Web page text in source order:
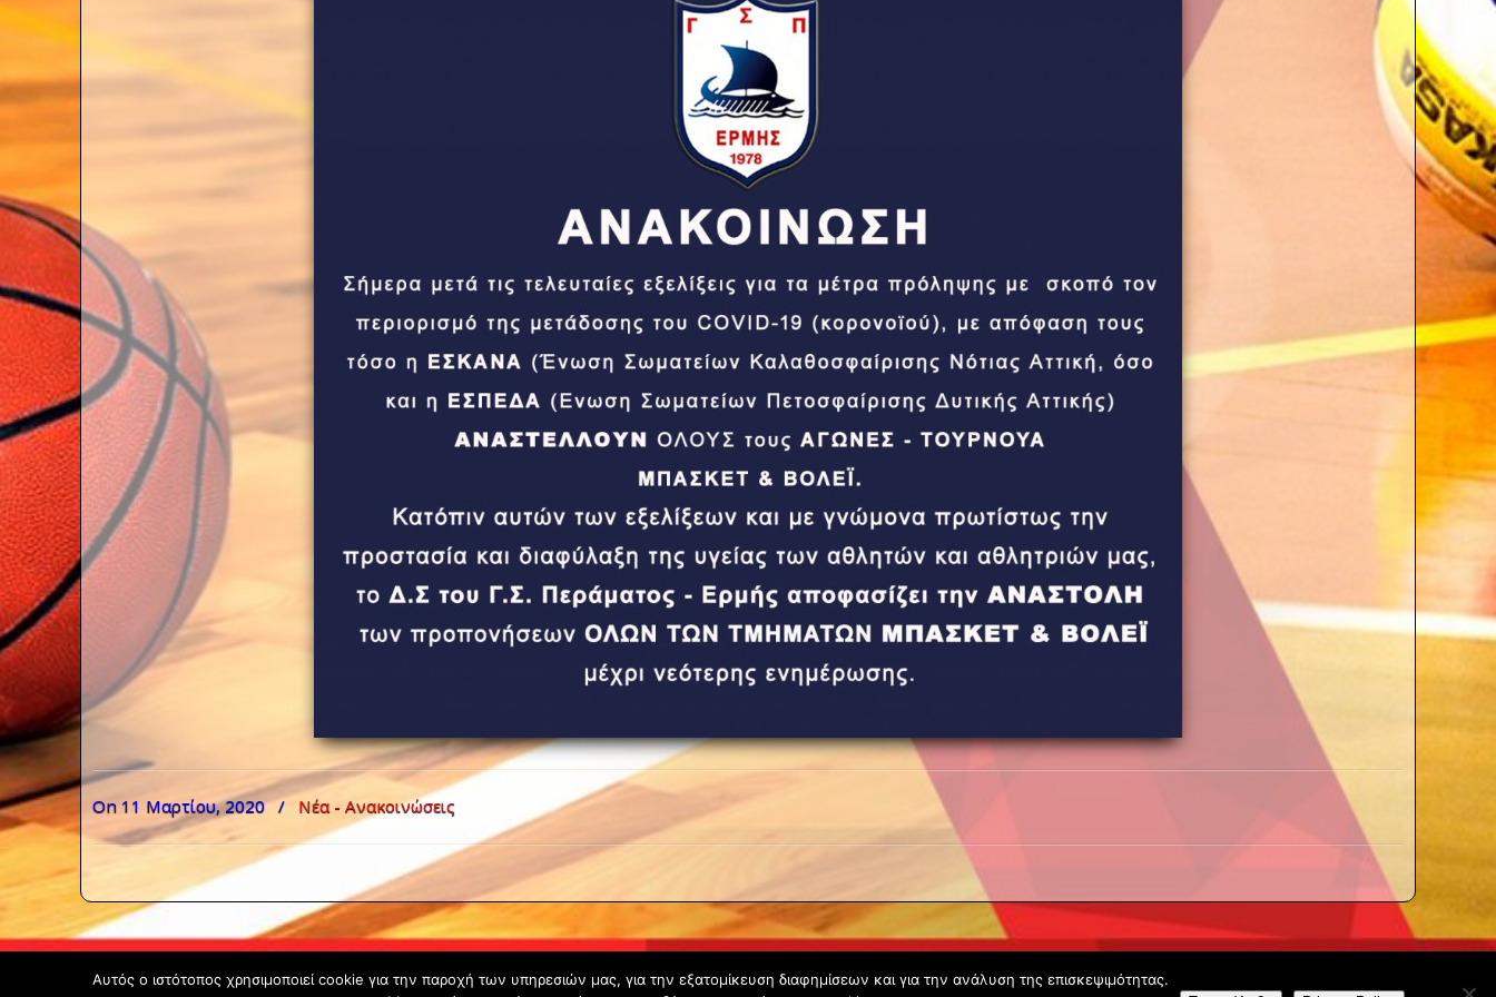
On 11 Μαρτίου, 2020 / Νέα - Ανακοινώσεις
Αυτός ο ιστότοπος χρησιμοποιεί cookie για την παροχή των υπηρεσιών μας, για την εξατομίκευση διαφημίσεων και για την ανάλυση της επισκεψιμότητας.